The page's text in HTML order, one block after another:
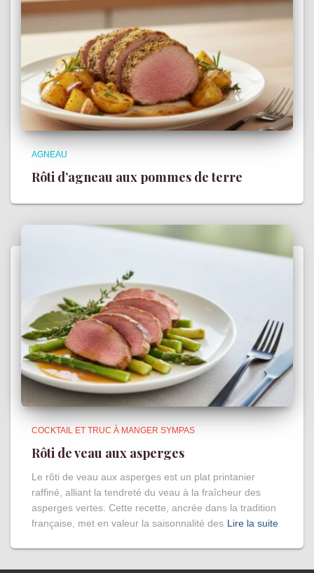
AGNEAU
Rôti d’agneau aux pommes de terre
COCKTAIL ET TRUC À MANGER SYMPAS
Rôti de veau aux asperges
Le rôti de veau aux asperges est un plat printanier
raffiné, alliant la tendreté du veau à la fraîcheur des
asperges vertes. Cette recette, ancrée dans la tradition
française, met en valeur la saisonnalité des Lire la suite